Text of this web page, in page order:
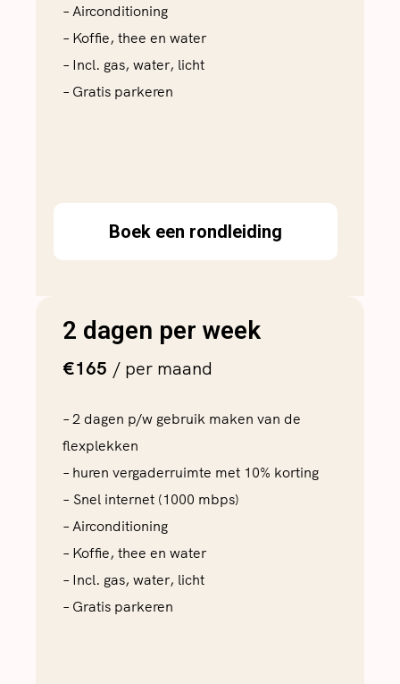
– Airconditioning
– Koffie, thee en water
– Incl. gas, water, licht
– Gratis parkeren
Boek een rondleiding
2 dagen per week
€165 / per maand
– 2 dagen p/w gebruik maken van de
flexplekken
– huren vergaderruimte met 10% korting
– Snel internet (1000 mbps)
– Airconditioning
– Koffie, thee en water
– Incl. gas, water, licht
– Gratis parkeren